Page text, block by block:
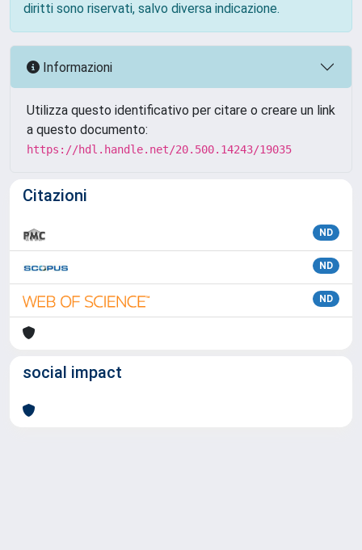
diritti sono riservati, salvo diversa indicazione.
Informazioni
Utilizza questo identificativo per citare o creare un link
a questo documento:
https://hdl.handle.net/20.500.14243/19035
Citazioni
ND
ND
ND
social impact